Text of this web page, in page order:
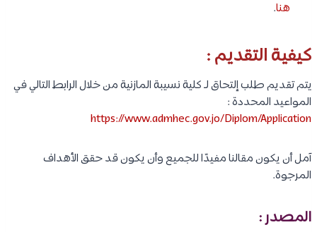
هنا.
كيفية التقديم :
يتم تقديم طلب إلتحاق لـ كلية نسيبة المازنية من خلال الرابط التالي في
المواعيد المحددة :
https://www.admhec.gov.jo/Diplom/Application
آمل أن يكون مقالنا مفيدًا للجميع وأن يكون قد حقق الأهداف
المرجوة.
المصدر :